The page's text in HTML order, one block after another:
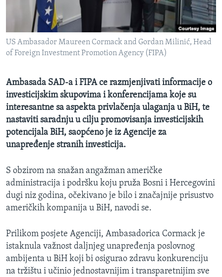
MAGAZIN
O GLASU AMERIKE
Learning English
PRATITE NAS
Jezici
US Ambasador Maureen Cormack and Gordan Milinić, Head
of Foreign Investment Promotion Agency (FIPA)
Ambasada SAD-a i FIPA ce razmjenjivati informacije o
investicijskim skupovima i konferencijama koje su
interesantne sa aspekta privlačenja ulaganja u BiH, te
nastaviti saradnju u cilju promovisanja investicijskih
potencijala BiH, saopćeno je iz Agencije za
unapređenje stranih investicija.
S obzirom na snažan angažman američke
administracija i podršku koju pruža Bosni i Hercegovini
dugi niz godina, očekivano je bilo i značajnije prisustvo
američkih kompanija u BiH, navodi se.
Prilikom posjete Agenciji, Ambasadorica Cormack je
istaknula važnost daljnjeg unapređenja poslovnog
ambijenta u BiH koji bi osigurao zdravu konkurenciju
na tržištu i učinio jednostavnijim i transparetnijim sve